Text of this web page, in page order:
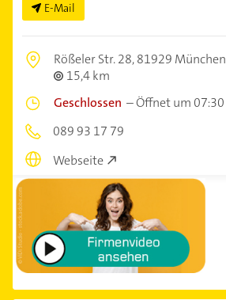
E-Mail
Rößeler Str. 28,81929 München
15,4 km
Geschlossen –Öffnet um 07:30
089 93 17 79
Webseite